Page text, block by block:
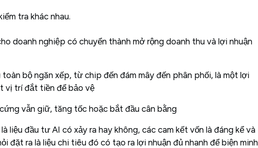
tra khác nhau.
doanh nghiệp có chuyển thành mở rộng doanh thu và lợi nhuận
bộ ngăn xếp, từ chip đến đám mây đến phân phối, là một lợi
vị trí đắt tiền để bảo vệ
vẫn giữ, tăng tốc hoặc bắt đầu cân bằng
liệu đầu tư AI có xảy ra hay không, các cam kết vốn là đáng kể và
đặt ra là liệu chi tiêu đó có tạo ra lợi nhuận đủ nhanh để biện minh